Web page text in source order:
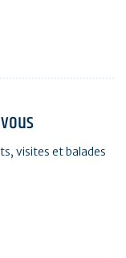
visites et balades